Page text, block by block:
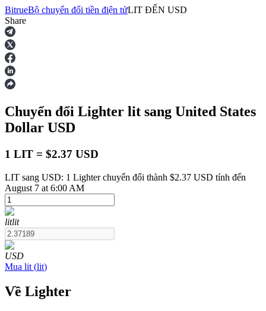
Hợp đồng tương lai
USDT Futures
BitrueBộ chuyển đổi tiền điện tửLIT ĐẾN USD
Share
Chuyển đổi Lighter lit sang United States
Dollar USD
1 LIT = $2.37 USD
LIT sang USD: 1 Lighter chuyển đổi thành $2.37 USD tính đến
August 7 at 6:00 AM
litlit
USD
Mua lit (lit)
Về Lighter